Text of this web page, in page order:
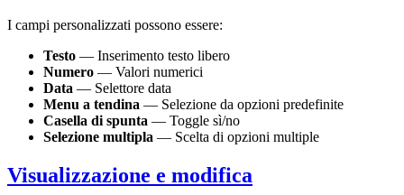
I campi personalizzati possono essere:
Testo — Inserimento testo libero
Numero — Valori numerici
Data — Selettore data
Menu a tendina — Selezione da opzioni predefinite
Casella di spunta — Toggle sì/no
Selezione multipla — Scelta di opzioni multiple
Visualizzazione e modifica